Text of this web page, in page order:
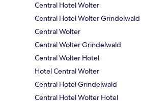
Central Hotel Wolter
Central Hotel Wolter Grindelwald
Central Wolter
Central Wolter Grindelwald
Central Wolter Hotel
Hotel Central Wolter
Central Hotel Grindelwald
Central Hotel Wolter Hotel